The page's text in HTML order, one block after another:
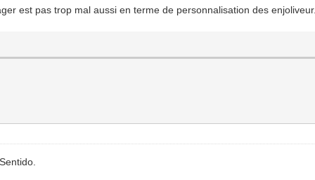
est pas trop mal aussi en terme de personnalisation des enjoliveur.